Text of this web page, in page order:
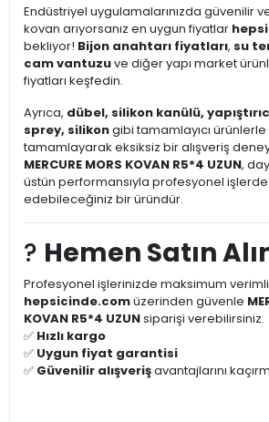
Endüstriyel uygulamalarınızda güvenilir
kovan arıyorsanız en uygun fiyatlar
bekliyor! Bijon anahtarı fiyatları, su
cam vantuzuve diğer yapı market
fiyatları keşfedin.
Ayrıca, dübel, silikon kanülü,
sprey, silikongibi tamamlayıcı
tamamlayarak eksiksiz bir alışveriş
MERCURE MORS KOVAN R5*4 UZUN,
üstün performansıyla profesyonel
edebileceğiniz bir üründür.
? Hemen Satın
Profesyonel işlerinizde maksimum
hepsicinde.comüzerinden güvenle
KOVAN R5*4 UZUNsiparişi verebilirsiniz.
✅ Hızlı kargo
✅ Uygun fiyat garantisi
✅ Güvenilir alışverişavantajlarını